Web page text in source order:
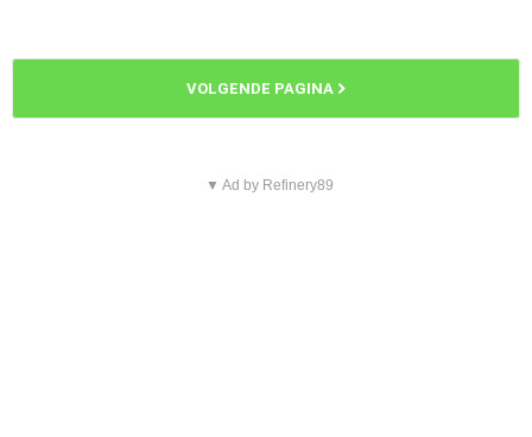
VOLGENDE PAGINA
▼ Ad by Refinery89